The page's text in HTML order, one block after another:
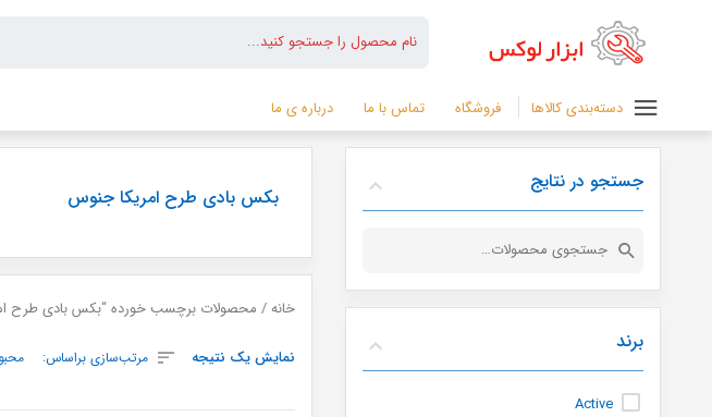
دسته‌بندی کالاها فروشگاه تماس با ما درباره ی ما
بکس بادی طرح امریکا جنوس
خانه/ محصولات برچسب خورده “بکس بادی طرح
نمایش یک نتیجه مرتب‌سازی براساس:
جستجو در نتایج
جستجو
برند
Active